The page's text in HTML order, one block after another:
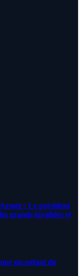
: Le président
grands invalides et
un enfant du